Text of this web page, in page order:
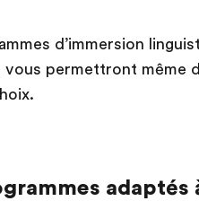
d’immersion
vous permettront même